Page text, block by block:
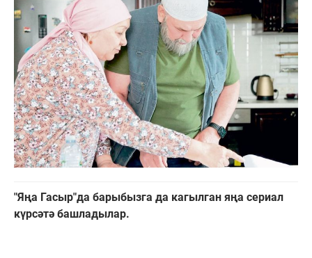
"Яңа Гасыр"да барыбызга да кагылган яңа сериал
күрсәтә башладылар.